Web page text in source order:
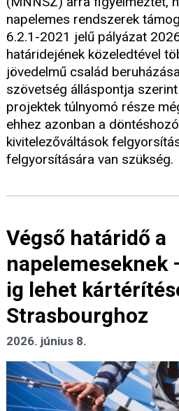
napelemes rendszerek
6.2.1-2021 jelű pályázat
határidejének közeledtével
jövedelmű család
szövetség álláspontja
projektek túlnyomó része
ehhez azonban a
kivitelezőváltások
felgyorsítására van szükség.
Végső határidő a
napelemeseknek
ig lehet
Strasbourghoz
2026. június 8.